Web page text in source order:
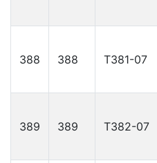
388 388 Т381-07
389 389 Т382-07